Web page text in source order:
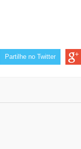
Partilhe no Twitter